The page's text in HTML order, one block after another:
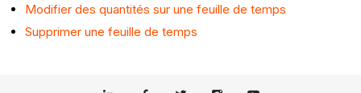
Modifier des quantités sur une feuille de temps
Supprimer une feuille de temps